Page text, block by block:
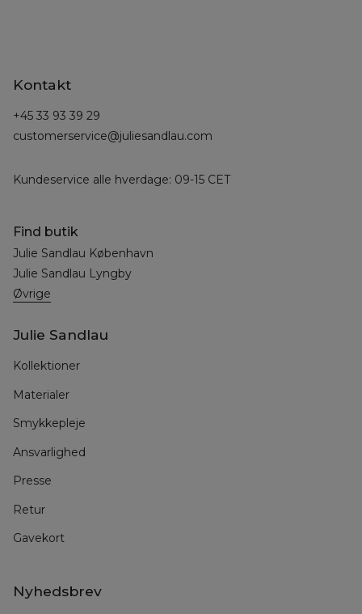
Kontakt
+45 33 93 39 29
customerservice@juliesandlau.com
Kundeservice alle hverdage: 09-15 CET
Find butik
Julie Sandlau København
Julie Sandlau Lyngby
Øvrige
Julie Sandlau
Kollektioner
Materialer
Smykkepleje
Ansvarlighed
Presse
Retur
Gavekort
Nyhedsbrev